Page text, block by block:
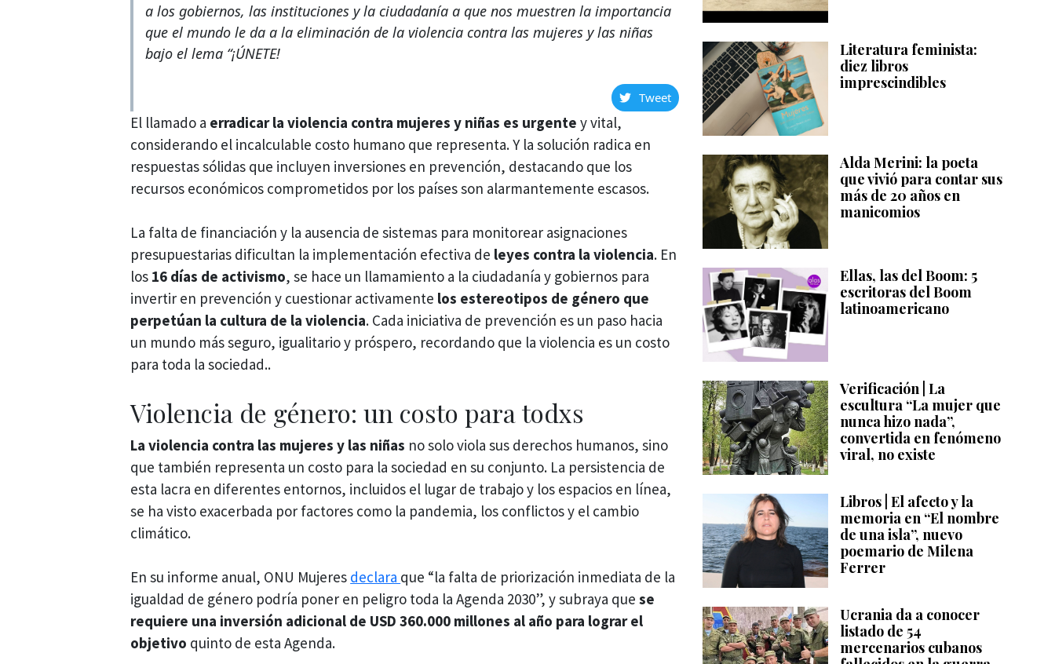
a los gobiernos, las instituciones y la ciudadanía a que nos muestren la importancia
que el mundo le da a la eliminación de la violencia contra las mujeres y las niñas
bajo el lema “¡ÚNETE!
Tweet
El llamado a erradicar la violencia contra mujeres y niñas es urgente y vital,
considerando el incalculable costo humano que representa. Y la solución radica en
respuestas sólidas que incluyen inversiones en prevención, destacando que los
recursos económicos comprometidos por los países son alarmantemente escasos.
La falta de financiación y la ausencia de sistemas para monitorear asignaciones
presupuestarias dificultan la implementación efectiva de leyes contra la violencia. En
los 16 días de activismo, se hace un llamamiento a la ciudadanía y gobiernos para
invertir en prevención y cuestionar activamente los estereotipos de género que
perpetúan la cultura de la violencia. Cada iniciativa de prevención es un paso hacia
un mundo más seguro, igualitario y próspero, recordando que la violencia es un costo
para toda la sociedad..
Violencia de género: un costo para todxs
La violencia contra las mujeres y las niñas no solo viola sus derechos humanos, sino
que también representa un costo para la sociedad en su conjunto. La persistencia de
esta lacra en diferentes entornos, incluidos el lugar de trabajo y los espacios en línea,
se ha visto exacerbada por factores como la pandemia, los conflictos y el cambio
climático.
En su informe anual, ONU Mujeres declara que “la falta de priorización inmediata de la
igualdad de género podría poner en peligro toda la Agenda 2030”, y subraya quese
requiere una inversión adicional de USD 360.000 millones al año para lograr el
objetivo quinto de esta Agenda.
Literatura feminista:
diez libros
imprescindibles
Alda Merini: la poeta
que vivió para contar sus
más de 20 años en
manicomios
Ellas, las del Boom: 5
escritoras del Boom
latinoamericano
Verificación | La
escultura “La mujer que
nunca hizo nada”,
convertida en fenómeno
viral, no existe
Libros | El afecto y la
memoria en “El nombre
de una isla”, nuevo
poemario de Milena
Ferrer
Ucrania da a conocer
listado de 54
mercenarios cubanos